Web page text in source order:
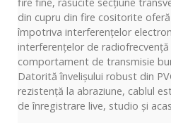
din cupru din fire cositorite
împotriva interferențelor
interferențelor de radiofrecvență
comportament de transmisie
Datorită învelișului robust din
rezistență la abraziune, cablul
de înregistrare live, studio și